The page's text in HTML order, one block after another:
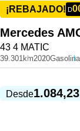
¡REBAJADO! D
Mercedes
43 4 MATIC
39.301km2020Gasolina
Desde1.084,23